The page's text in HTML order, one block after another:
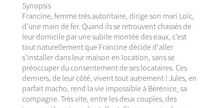
Synopsis
Francine, femme très autoritaire, dirige son mari Loïc,
d’une main de fer. Quand ils se retrouvent chassés de
leur domicile par une subite montée des eaux, c’est
tout naturellement que Francine décide d’aller
s’installer dans leur maison en location, sans se
préoccuper du consentement de ses locataires. Ces
derniers, de leur côté, vivent tout autrement ! Jules, en
parfait macho, rend la vie impossible à Bérénice, sa
compagne. Très vite, entre les deux couples, des